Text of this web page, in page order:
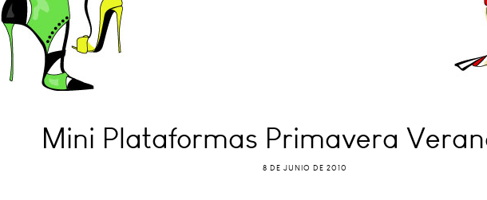
Mini Plataformas Primavera
8 DE JUNIO DE 2010